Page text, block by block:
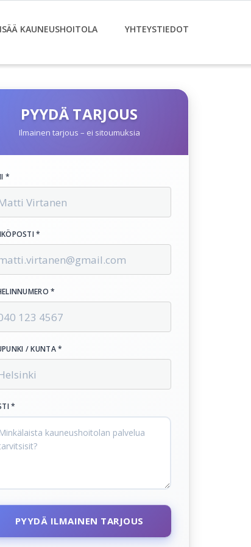
KAUNEUSHOITOLA YHTEYSTIEDOT
PYYDÄ TARJOUS
Ilmainen tarjous – ei sitoumuksia
*
*
*
/ KUNTA *
*
PYYDÄ ILMAINEN TARJOUS